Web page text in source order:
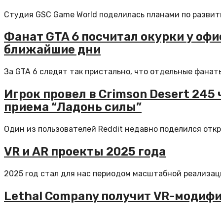
Студия GSC Game World поделилась планами по
Фанат GTA 6 посчитал окурки у
ближайшие дни
За GTA 6 следят так пристально, что отдельные
Игрок провел в Crimson Desert 245
приема “Ладонь силы”
Один из пользователей Reddit недавно поделился
VR и AR проекты 2025 года
2025 год стал для нас периодом масштабной
Lethal Company получит VR-